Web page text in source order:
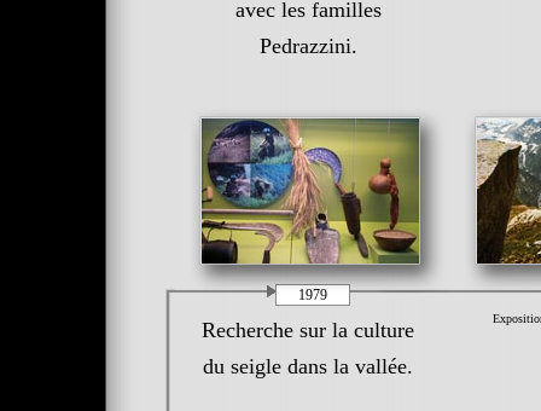
avec les familles
Pedrazzini.
1979
Recherche sur la culture
du seigle dans la vallée.